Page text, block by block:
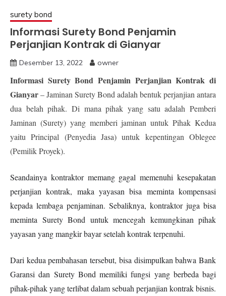
surety bond
Informasi Surety Bond Penjamin
Perjanjian Kontrak di Gianyar
Desember 13, 2022 owner
Informasi Surety Bond Penjamin Perjanjian Kontrak di
Gianyar– Jaminan Surety Bond adalah bentuk perjanjian antara
dua belah pihak. Di mana pihak yang satu adalah Pemberi
Jaminan (Surety) yang memberi jaminan untuk Pihak Kedua
yaitu Principal (Penyedia Jasa) untuk kepentingan Oblegee
(Pemilik Proyek).
Seandainya kontraktor memang gagal memenuhi kesepakatan
perjanjiankontrak, maka yayasanbisa meminta kompensasi
kepada lembaga penjaminan. Sebaliknya, kontraktor juga bisa
meminta Surety Bond untuk mencegah kemungkinan pihak
yayasan yangmangkir bayar setelah kontrak terpenuhi.
Dari kedua pembahasan tersebut, bisa disimpulkan bahwa Bank
Garansi dan Surety Bond memiliki fungsi yang berbeda bagi
pihak-pihak yang terlibat dalamsebuah perjanjian kontrak bisnis.